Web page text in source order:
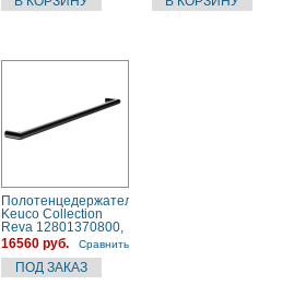
Полотенцедержатель
Keuco Collection
Reva 12801370800,
черный, матовый
16560 руб. Сравнить